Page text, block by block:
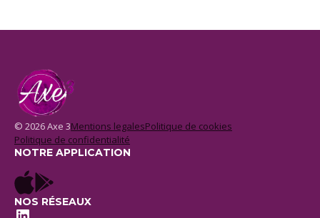
© 2026 Axe 3Mentions legalesPolitique de cookies
Politique de confidentialité
NOTRE APPLICATION
NOS RÉSEAUX